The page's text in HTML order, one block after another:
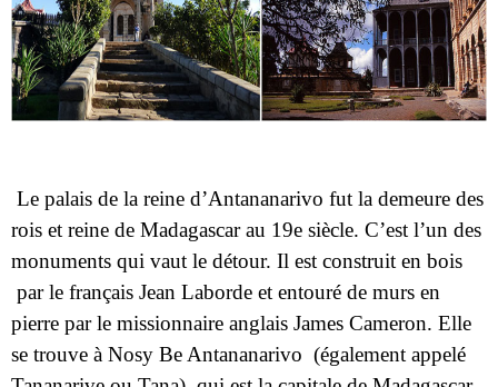
Le palais de la reine d’Antananarivo fut la demeure des
par le français Jean Laborde et entouré de murs en
pierre par le missionnaire anglais James Cameron. Elle
se trouve à Nosy Be Antananarivo (également appelé
Tananarive ou Tana), qui est la capitale de Madagascar
avec moins de deux millions d’habitants.
Quelles sont les différentes activités à faire ?